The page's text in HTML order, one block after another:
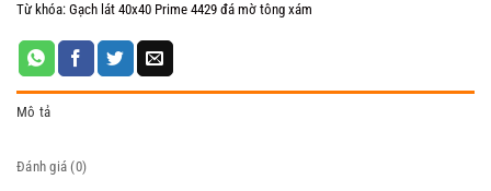
Từ khóa: Gạch lát 40x40 Prime 4429 đá mờ tông xám
Mô tả
Đánh giá (0)